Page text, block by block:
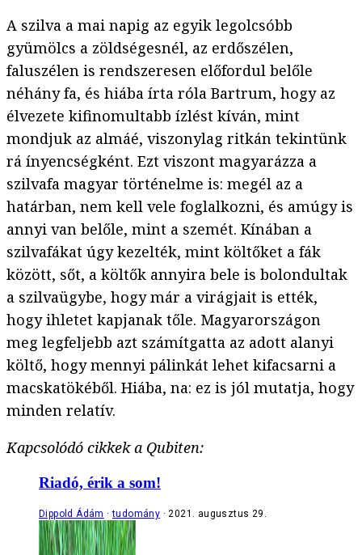
A szilva a mai napig az egyik legolcsóbb
gyümölcs a zöldségesnél, az erdőszélen,
faluszélen is rendszeresen előfordul belőle
néhány fa, és hiába írta róla Bartrum, hogy az
élvezete kifinomultabb ízlést kíván, mint
mondjuk az almáé, viszonylag ritkán tekintünk
rá ínyencségként. Ezt viszont magyarázza a
szilvafa magyar történelme is: megél az a
határban, nem kell vele foglalkozni, és amúgy is
annyi van belőle, mint a szemét. Kínában a
szilvafákat úgy kezelték, mint költőket a fák
között, sőt, a költők annyira bele is bolondultak
a szilvaügybe, hogy már a virágjait is ették,
hogy ihletet kapjanak tőle. Magyarországon
meg legfeljebb azt számítgatta az adott alanyi
költő, hogy mennyi pálinkát lehet kifacsarni a
macskatökéből. Hiába, na: ez is jól mutatja, hogy
minden relatív.
Kapcsolódó cikkek a Qubiten:
Riadó, érik a som!
Dippold Ádám tudomány 2021. augusztus 29.